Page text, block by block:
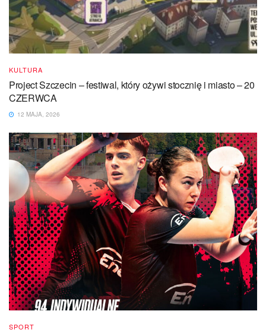
KULTURA
Project Szczecin – festiwal, który ożywi stocznię i miasto – 20
CZERWCA
12 MAJA, 2026
SPORT